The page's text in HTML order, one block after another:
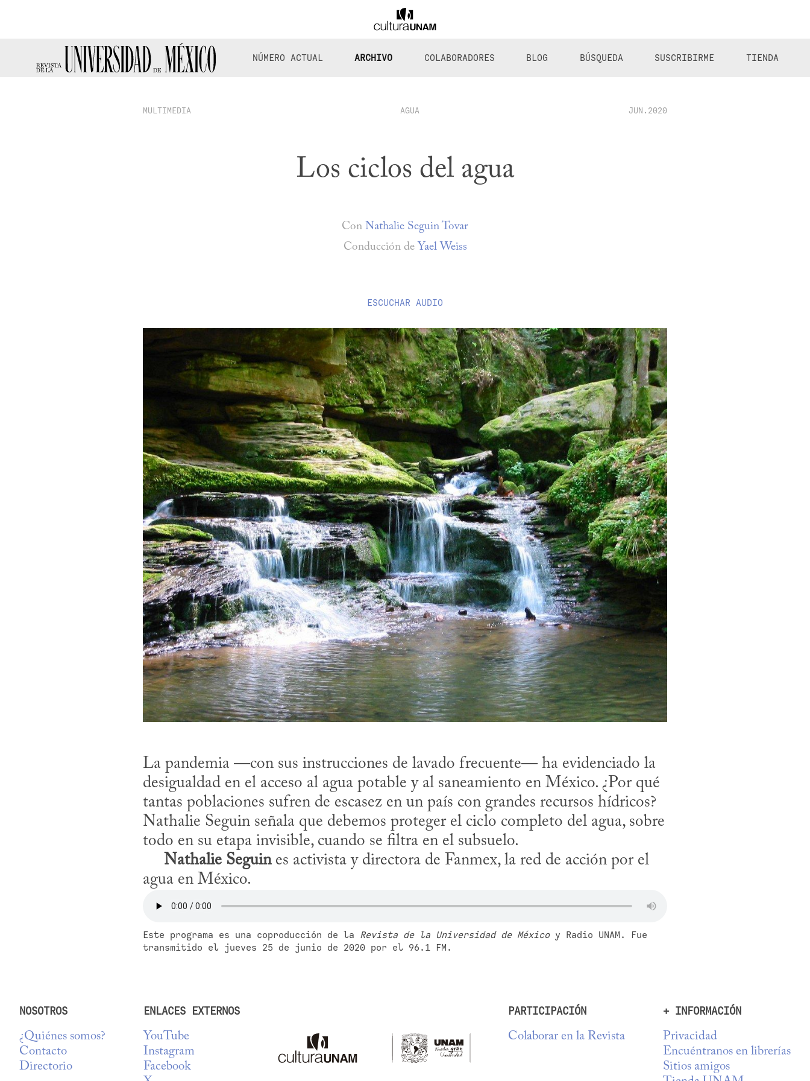
NÚMERO ACTUAL ARCHIVO COLABORADORES BLOG BÚSQUEDA SUSCRIBIRME TIENDA
MULTIMEDIA AGUA JUN.2020
Los ciclos del agua
Con Nathalie Seguin Tovar
Conducción de Yael Weiss
ESCUCHAR AUDIO
La pandemia —con sus instrucciones de lavado frecuente— ha evidenciado la
desigualdad en el acceso al agua potable y al saneamiento en México. ¿Por qué
tantas poblaciones sufren de escasez en un país con grandes recursos hídricos?
Nathalie Seguin señala que debemos proteger el ciclo completo del agua, sobre
todo en su etapa invisible, cuando se filtra en el subsuelo.
Nathalie Seguin es activista y directora de Fanmex, la red de acción por el
agua en México.
Este programa es una coproducción de la Revista de la Universidad de México y Radio UNAM. Fue
transmitido el jueves 25 de junio de 2020 por el 96.1 FM.
NOSOTROS
¿Quiénes somos?
Contacto
Directorio
ENLACES EXTERNOS
YouTube
Instagram
Facebook
PARTICIPACIÓN
Colaborar en la Revista
+ INFORMACIÓN
Privacidad
Encuéntranos en librerías
Sitios amigos